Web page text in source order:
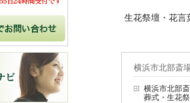
生花祭壇・花言
横浜市北部斎
横浜市北部
葬式・生花